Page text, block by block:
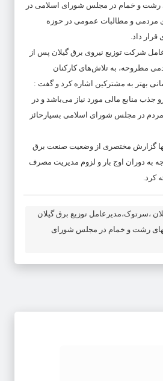
رشت و خمام در مجلس شورای اسلامی در
مردمی و مطالبات عمومی در حوزه
قرار داد.
شرکت توزیع نیروی برق گیلان پس از
مطروحه، به تلاش‌های کارکنان
بهتر به مشترکین اشاره کرد و گفت :
جذب منابع مالی مورد نیاز می‌باشد و در
مردم در مجلس شورای اسلامی بسیارحائز
گزارش مختصری از وضعیت صنعت برق
به دوران اوج بار و لزوم مدیریت مصرف
کرد.
،سرتوک،مدیرعامل توزیع برق گیلان
رشت و خمام در مجلس شورای